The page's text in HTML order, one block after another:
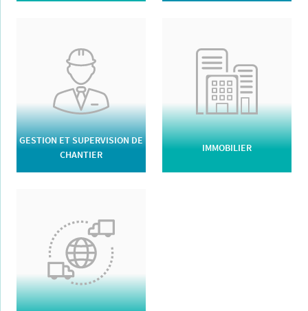
GESTION ET SUPERVISION DE
CHANTIER
IMMOBILIER